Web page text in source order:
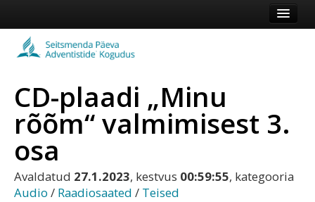
Koduleht
Vaata veel
CD-plaadi „Minu
rõõm“ valmimisest 3.
osa
Avaldatud 27.1.2023, kestvus 00:59:55, kategooria
Audio / Raadiosaated / Teised